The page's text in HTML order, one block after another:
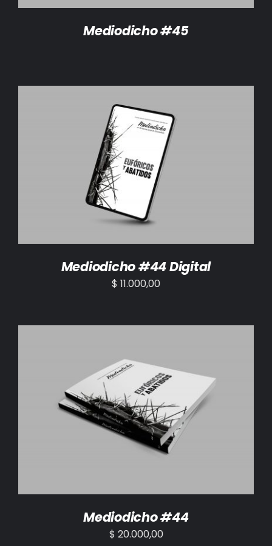
Mediodicho #45
AÑADIR AL CARRITO /
Mediodicho #44 Digital
$ 11.000,00
AÑADIR AL CARRITO / DETALLES
Mediodicho #44
$ 20.000,00